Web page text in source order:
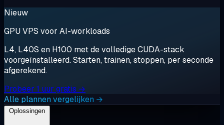
Nieuw
GPU VPS voor AI-workloads
L4, L40S en H100 met de volledige CUDA-stack
voorgeïnstalleerd. Starten, trainen, stoppen, per seconde
afgerekend.
Probeer 1 uur gratis →
Alle plannen vergelijken →